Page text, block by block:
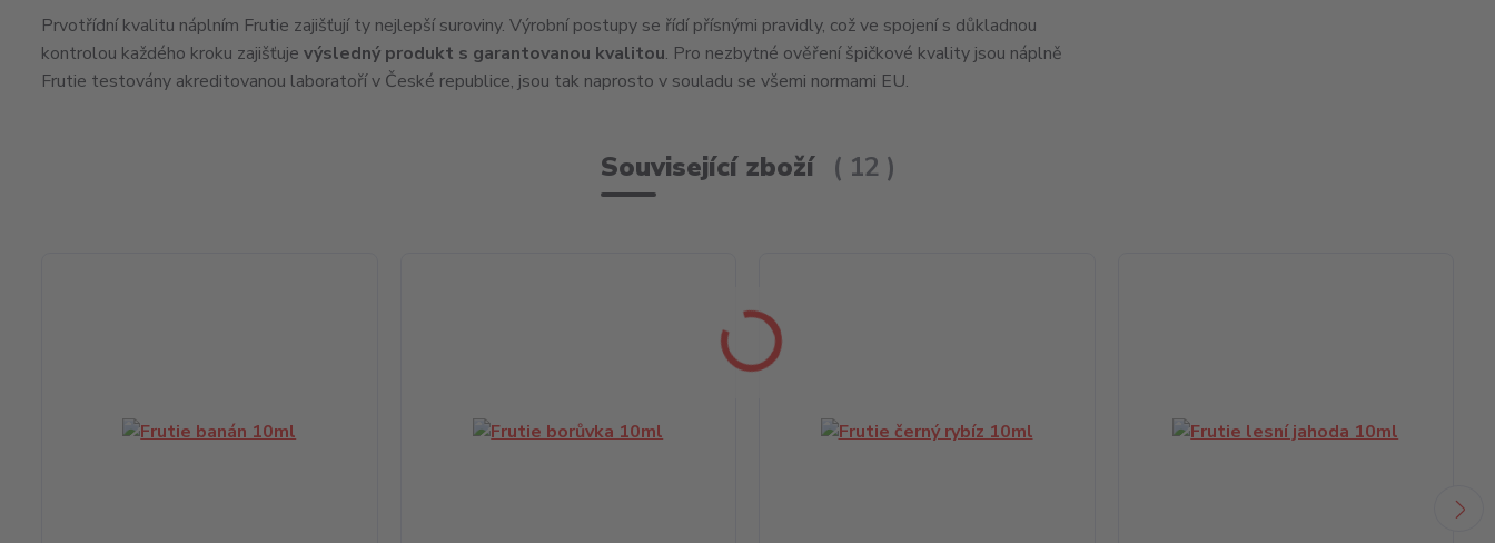
Prvotřídní kvalitu náplním Frutie zajišťují ty nejlepší suroviny. Výrobní postupy se řídí přísnými pravidly, což ve spojení s důkladnou
kontrolou každého kroku zajišťuje výsledný produkt s garantovanou kvalitou. Pro nezbytné ověření špičkové kvality jsou náplně
Frutie testovány akreditovanou laboratoří v České republice, jsou tak naprosto v souladu se všemi normami EU.
Související zboží 12